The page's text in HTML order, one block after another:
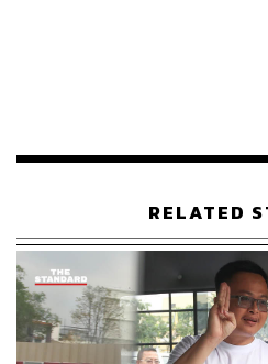
THE
กองบรรณาธิก
RELATED